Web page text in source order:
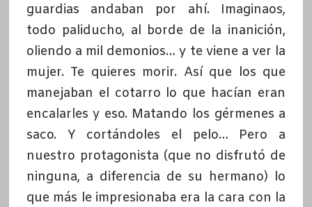
guardias andaban por ahí. Imaginaos,
todo paliducho, al borde de la inanición,
oliendo a mil demonios… y te viene a ver la
mujer. Te quieres morir. Así que los que
manejaban el cotarro lo que hacían eran
encalarles y eso. Matando los gérmenes a
saco. Y cortándoles el pelo… Pero a
nuestro protagonista (que no disfrutó de
ninguna, a diferencia de su hermano) lo
que más le impresionaba era la cara con la